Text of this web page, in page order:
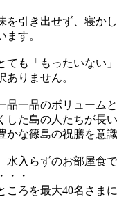
を引き出せず、寝か
す。
ても「もったいない
りません。
一品のボリューム
した島の人たちが長
な篠島の祝膳を意識
水入らずのお部屋食
・・
ころを最大40名さま